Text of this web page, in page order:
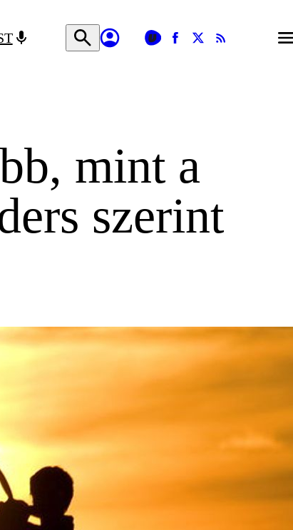
mint a
szerint